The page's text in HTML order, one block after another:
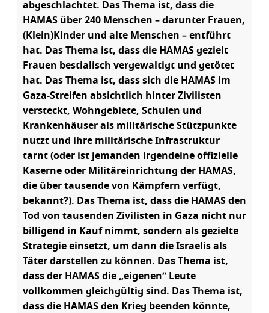
abgeschlachtet. Das Thema ist, dass die
HAMAS über 240 Menschen – darunter Frauen,
(Klein)Kinder und alte Menschen – entführt
hat. Das Thema ist, dass die HAMAS gezielt
Frauen bestialisch vergewaltigt und getötet
hat. Das Thema ist, dass sich die HAMAS im
Gaza-Streifen absichtlich hinter Zivilisten
versteckt, Wohngebiete, Schulen und
Krankenhäuser als militärische Stützpunkte
nutzt und ihre militärische Infrastruktur
tarnt (oder ist jemanden irgendeine offizielle
Kaserne oder Militäreinrichtung der HAMAS,
die über tausende von Kämpfern verfügt,
bekannt?). Das Thema ist, dass die HAMAS den
Tod von tausenden Zivilisten in Gaza nicht nur
billigend in Kauf nimmt, sondern als gezielte
Strategie einsetzt, um dann die Israelis als
Täter darstellen zu können. Das Thema ist,
dass der HAMAS die „eigenen“ Leute
vollkommen gleichgültig sind. Das Thema ist,
dass die HAMAS den Krieg beenden könnte,